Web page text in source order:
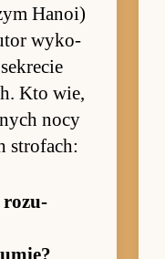
Hanoi)
wy­ko­
Kto wie,
nocy
stro­fach:
ro­zu­